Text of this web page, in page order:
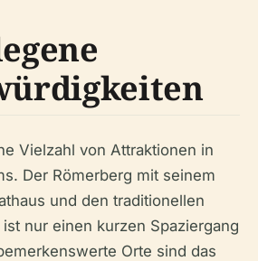
Vielzahl von Attraktionen in
Der Römerberg mit seinem
und den traditionellen
nur einen kurzen Spaziergang
Orte sind das